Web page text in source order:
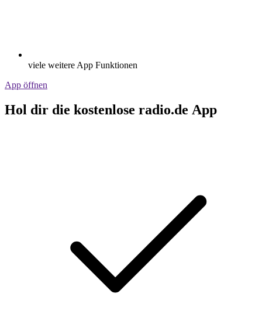
viele weitere App Funktionen
App öffnen
Hol dir die kostenlose radio.de App